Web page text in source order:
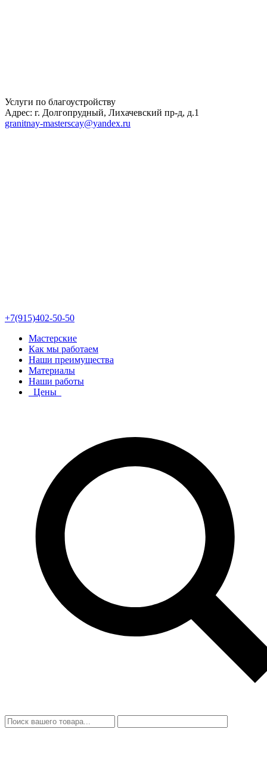
Услуги по благоустройству
Адрес: г. Долгопрудный, Лихачевский пр-д, д.1
granitnay-masterscay@yandex.ru
+7(915)402-50-50
Мастерские
Как мы работаем
Наши преимущества
Материалы
Наши работы
Цены